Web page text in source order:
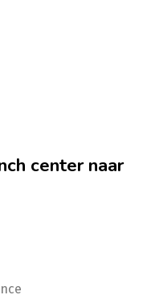
center naar